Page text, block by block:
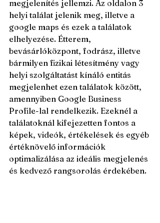
megjelenítés jellemzi. Az oldalon 3
helyi találat jelenik meg, illetve a
google maps és ezek a találatok
elhelyezése. Étterem,
bevásárlóközpont, fodrász, illetve
bármilyen fizikai létesítmény vagy
helyi szolgáltatást kínáló entitás
megjelenhet ezen találatok között,
amennyiben Google Business
Profile-lal rendelkezik. Ezeknél a
találatoknál kifejezetten fontos a
képek, videók, értékelések és egyéb
értéknövelő információk
optimalizálása az ideális megjelenés
és kedvező rangsorolás érdekében.